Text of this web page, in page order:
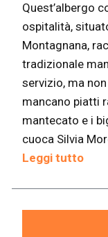
Quest’albergo
ospitalità,
Montagnana,
tradizionale
servizio, ma
mancano piatti
mantecato e i
cuoca Silvia
Leggi tutto